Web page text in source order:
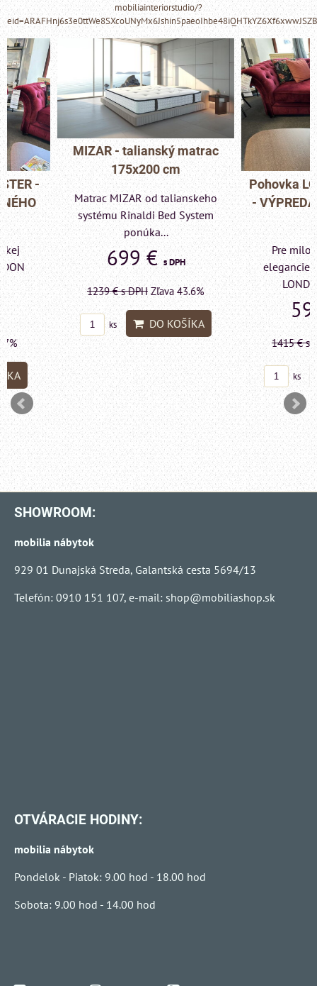
mobiliainteriorstudio/?
MIZAR - talianský matrac
175x200 cm
Matrac MIZAR od talianskeho
systému Rinaldi Bed System
ponúka...
699 €s DPH
1239 €s DPH Zľava 43.6%
ks DO KOŠÍKA
Pohovka LONDON
- VÝPREDAJ
KUSU
Pre milovníkov
elegancie kreslo a
LONDON
599 €s
1415 €s DPH Zľava
ks DO
SHOWROOM:
mobilia nábytok
929 01 Dunajská Streda, Galantská cesta 5694/13
Telefón: 0910 151 107, e-mail: shop@mobiliashop.sk
OTVÁRACIE HODINY:
mobilia nábytok
Pondelok - Piatok: 9.00 hod - 18.00 hod
Sobota: 9.00 hod - 14.00 hod